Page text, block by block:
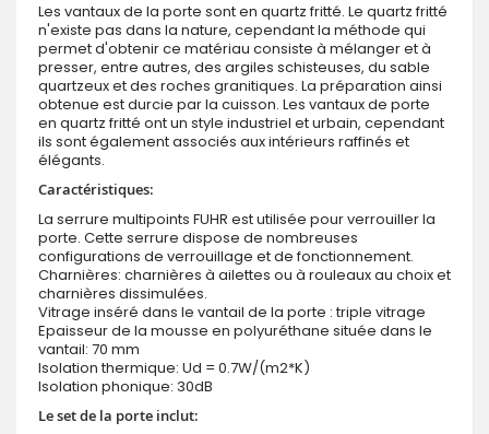
Les vantaux de la porte sont en quartz fritté. Le quartz fritté
n'existe pas dans la nature, cependant la méthode qui
permet d'obtenir ce matériau consiste à mélanger et à
presser, entre autres, des argiles schisteuses, du sable
quartzeux et des roches granitiques. La préparation ainsi
obtenue est durcie par la cuisson. Les vantaux de porte
en quartz fritté ont un style industriel et urbain, cependant
ils sont également associés aux intérieurs raffinés et
élégants.
Caractéristiques:
La serrure multipoints FUHR est utilisée pour verrouiller la
porte. Cette serrure dispose de nombreuses
configurations de verrouillage et de fonctionnement.
Charnières: charnières à ailettes ou à rouleaux au choix et
charnières dissimulées.
Vitrage inséré dans le vantail de la porte : triple vitrage
Epaisseur de la mousse en polyuréthane située dans le
vantail: 70 mm
Isolation thermique: Ud = 0.7W/(m2*K)
Isolation phonique: 30dB
Le set de la porte inclut: